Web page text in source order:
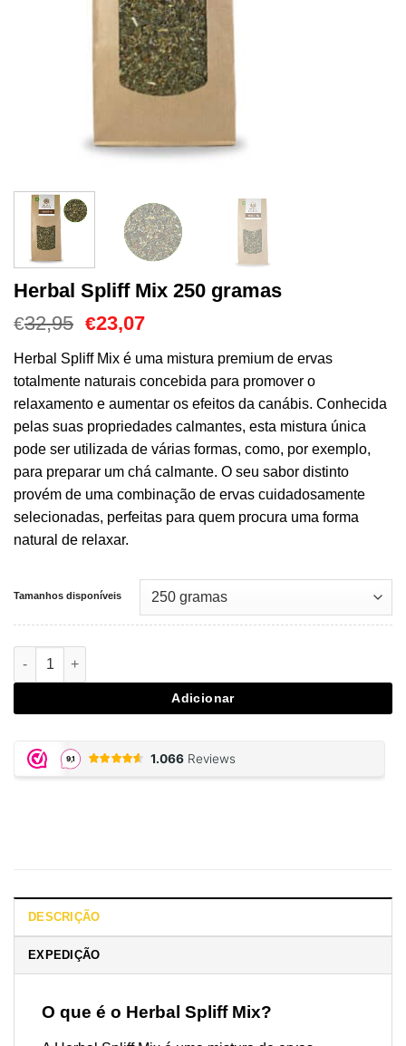
Herbal Spliff Mix 250 gramas
€32,95 O
original
era:
€32,95.
€23,07O
atual
é:
€23,07.
Herbal Spliff Mix é uma mistura premium de ervas
totalmente naturais concebida para promover o
relaxamento e aumentar os efeitos da canábis. Conhecida
pelas suas propriedades calmantes, esta mistura única
pode ser utilizada de várias formas, como, por exemplo,
para preparar um chá calmante. O seu sabor distinto
provém de uma combinação de ervas cuidadosamente
selecionadas, perfeitas para quem procura uma forma
natural de relaxar.
Tamanhos disponíveis
Quantidade de Herbal Spliff Mix 250 gram
Adicionar
DESCRIÇÃO
EXPEDIÇÃO
O que é o Herbal Spliff Mix?